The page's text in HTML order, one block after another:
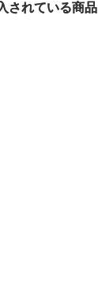
されている商品